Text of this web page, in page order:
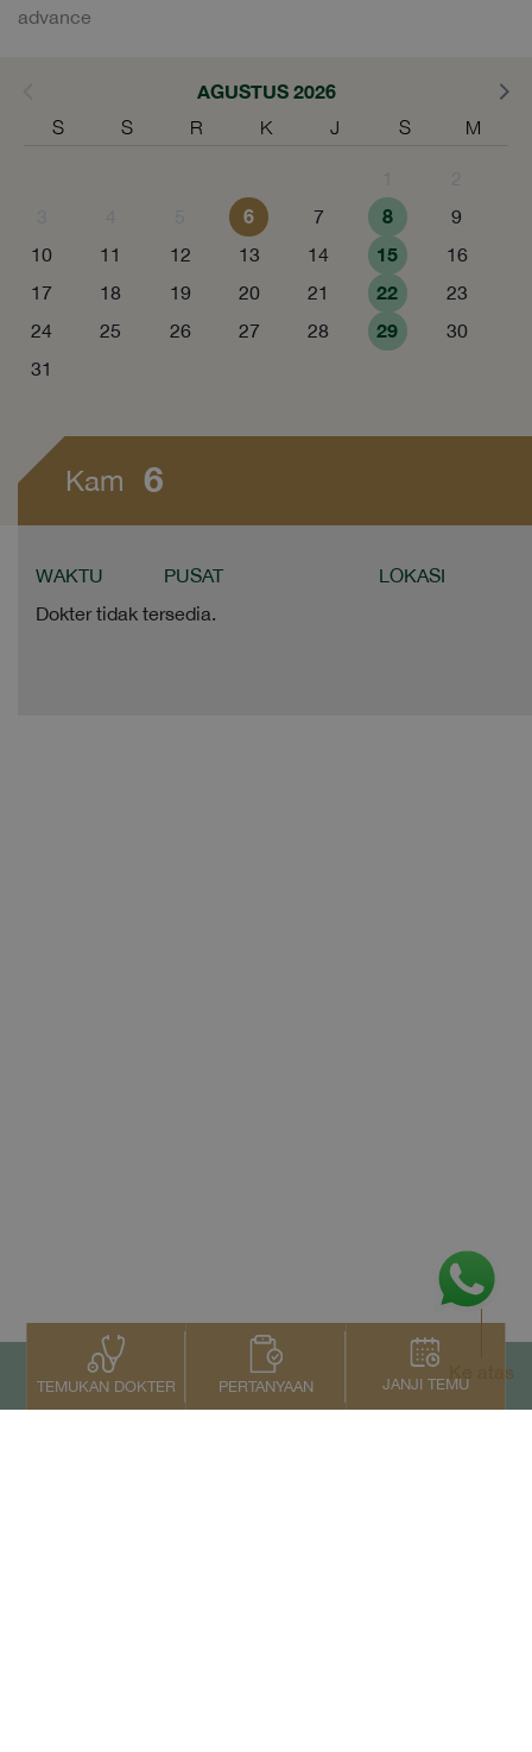
advance
AGUSTUS 2026
S S R K J S M
6 7 8
9
10
11 12 13 14 15
16
17
18 19 20 21 22
23
24
25 26 27 28 29
30
31
Kam 6
WAKTU PUSAT
LOKASI
Dokter tidak tersedia.
TEMUKAN DOKTER PERTANYAAN JANJI TEMU
Ke atas